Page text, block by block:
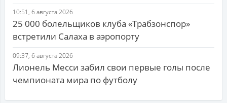
10:51, 6 августа 2026
25 000 болельщиков клуба «Трабзонспор»
встретили Салаха в аэропорту
09:37, 6 августа 2026
Лионель Месси забил свои первые голы после
чемпионата мира по футболу